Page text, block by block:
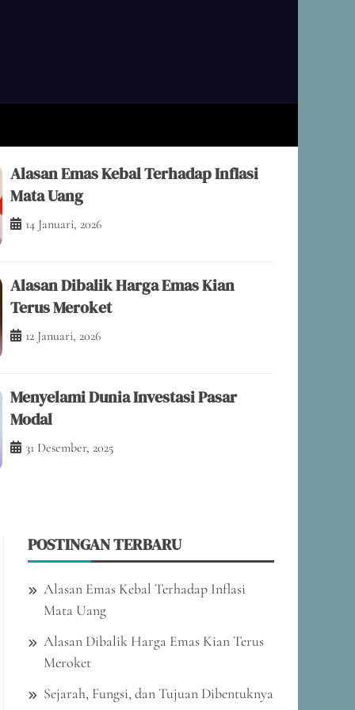
Fakta dan Analisis untuk Keputusan
dan Tujuan Dibentuknya
Alasan Emas Kebal Terhadap Inflasi
Mata Uang
14 Januari, 2026
Alasan Dibalik Harga Emas Kian
Terus Meroket
12 Januari, 2026
Menyelami Dunia Investasi Pasar
Modal
31 Desember, 2025
POSTINGAN TERBARU
Alasan Emas Kebal Terhadap Inflasi
Mata Uang
Alasan Dibalik Harga Emas Kian Terus
Meroket
Sejarah, Fungsi, dan Tujuan Dibentuknya